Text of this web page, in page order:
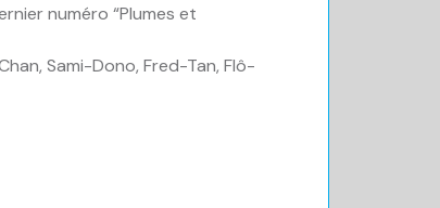
numéro “Plumes et
Sami-Dono, Fred-Tan, Flô-